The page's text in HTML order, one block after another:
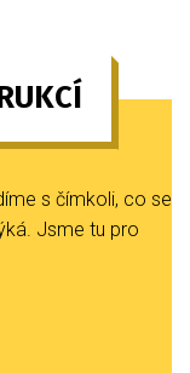
s čímkoli, co se
Jsme tu pro